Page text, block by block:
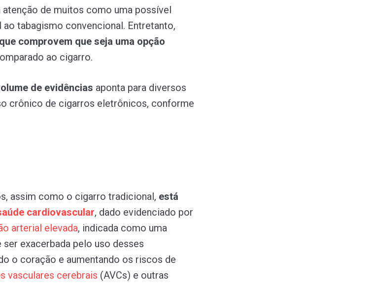
de muitos como uma possível
tabagismo convencional. Entretanto,
comprovem que seja uma opção
ao cigarro.
de evidências aponta para diversos
crônico de cigarros eletrônicos, conforme
assim como o cigarro tradicional, está
cardiovascular, dado evidenciado por
arterial elevada, indicada como uma
exacerbada pelo uso desses
o coração e aumentando os riscos de
vasculares cerebrais (AVCs) e outras